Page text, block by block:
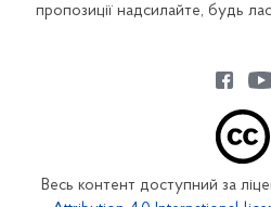
пропозиції надсилайте, будь
Весь контент доступний за